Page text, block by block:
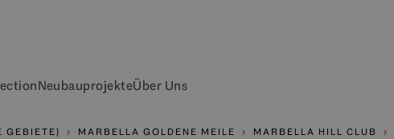
NeubauprojekteÜber Uns
GEBIETE) MARBELLA GOLDENE MEILE MARBELLA HILL CLUB